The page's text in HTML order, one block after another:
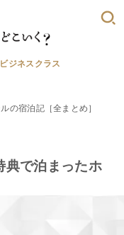
ビジネスクラス
の宿泊記［全まとめ］
で泊まったホ